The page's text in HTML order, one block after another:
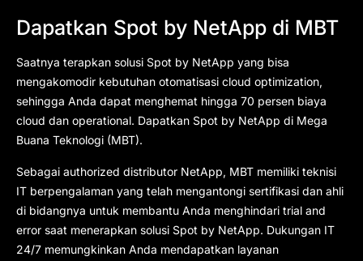
Dapatkan Spot by NetApp di MBT
Saatnya terapkan solusi Spot by NetApp yang bisa
mengakomodir kebutuhan otomatisasi cloud optimization,
sehingga Anda dapat menghemat hingga 70 persen biaya
cloud dan operational. Dapatkan Spot by NetApp di Mega
Buana Teknologi (MBT).
Sebagai authorized distributor NetApp, MBT memiliki teknisi
IT berpengalaman yang telah mengantongi sertifikasi dan ahli
di bidangnya untuk membantu Anda menghindari trial and
error saat menerapkan solusi Spot by NetApp. Dukungan IT
24/7 memungkinkan Anda mendapatkan layanan